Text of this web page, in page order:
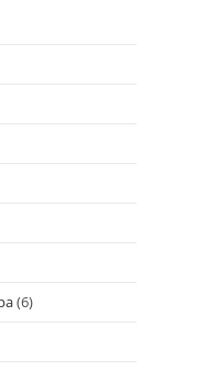
(6)